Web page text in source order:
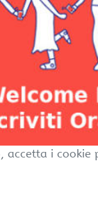
accetta i cookie